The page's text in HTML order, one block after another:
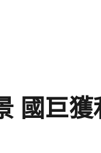
國巨